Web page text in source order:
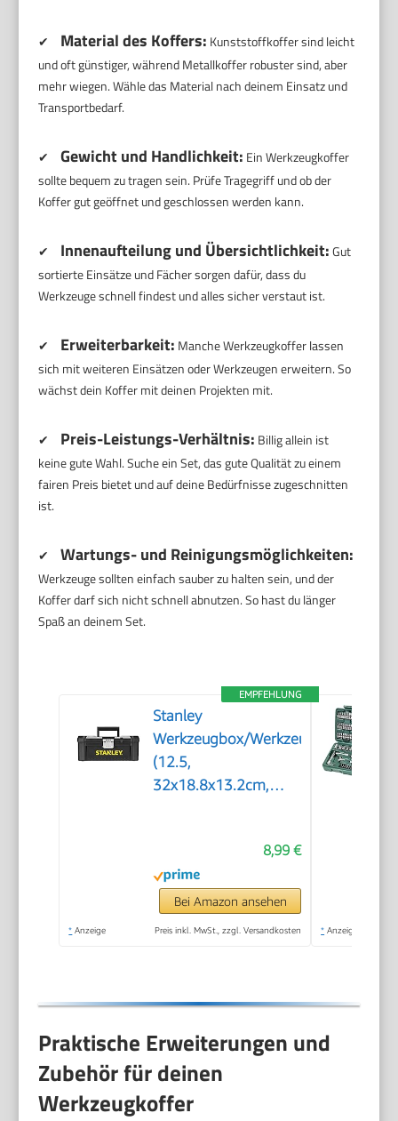
✔ Material des Koffers: Kunststoffkoffer sind leicht
und oft günstiger, während Metallkoffer robuster sind, aber
mehr wiegen. Wähle das Material nach deinem Einsatz und
Transportbedarf.
✔ Gewicht und Handlichkeit: Ein Werkzeugkoffer
sollte bequem zu tragen sein. Prüfe Tragegriff und ob der
Koffer gut geöffnet und geschlossen werden kann.
✔ Innenaufteilung und Übersichtlichkeit:Gut
sortierte Einsätze und Fächer sorgen dafür, dass du
Werkzeuge schnell findest und alles sicher verstaut ist.
✔ Erweiterbarkeit: Manche Werkzeugkoffer lassen
sich mit weiteren Einsätzen oder Werkzeugen erweitern. So
wächst dein Koffer mit deinen Projekten mit.
✔ Preis-Leistungs-Verhältnis: Billig allein ist
keine gute Wahl. Suche ein Set, das gute Qualität zu einem
fairen Preis bietet und auf deine Bedürfnisse zugeschnitten
ist.
✔ Wartungs- und Reinigungsmöglichkeiten:
Werkzeuge sollten einfach sauber zu halten sein, und der
Koffer darf sich nicht schnell abnutzen. So hast du länger
Spaß an deinem Set.
EMPFEHLUNG
Stanley
Werkzeugbox/Werkzeugkoffer
(12.5,
32x18.8x13.2cm,
Kleinteile und
Zubehör,
entnehmbare Trage)
8,99 €
Bei Amazon ansehen
* Anzeige Preis inkl. MwSt., zzgl. Versandkosten * Anzeige
Praktische Erweiterungen und
Zubehör für deinen
Werkzeugkoffer